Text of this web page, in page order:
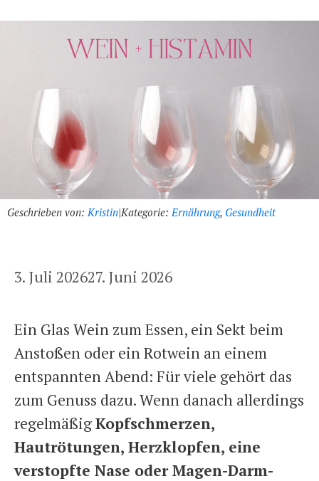
Geschrieben von:Kristin|Kategorie:Ernährung, Gesundheit
3. Juli 202627. Juni 2026
Ein Glas Wein zum Essen, ein Sekt beim
Anstoßen oder ein Rotwein an einem
entspannten Abend: Für viele gehört das
zum Genuss dazu. Wenn danach allerdings
regelmäßigKopfschmerzen,
Hautrötungen, Herzklopfen, eine
verstopfte Nase oder Magen-Darm-